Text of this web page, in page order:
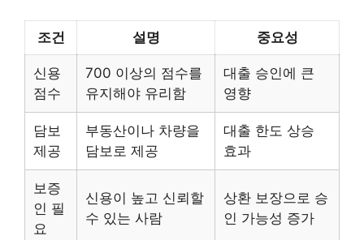
조건 설명 중요성
신용
점수
700 이상의 점수를
유지해야 유리함
대출 승인에 큰
영향
담보
제공
부동산이나 차량을
담보로 제공
대출 한도 상승
효과
보증
인 필
요
신용이 높고 신뢰할
수 있는 사람
상환 보장으로 승
인 가능성 증가